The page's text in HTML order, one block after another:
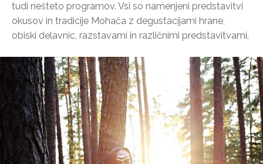
tudi nešteto programov. Vsi so namenjeni predstavitvi
okusov in tradicije Mohača z degustacijami hrane,
obiski delavnic, razstavami in različnimi predstavitvami.